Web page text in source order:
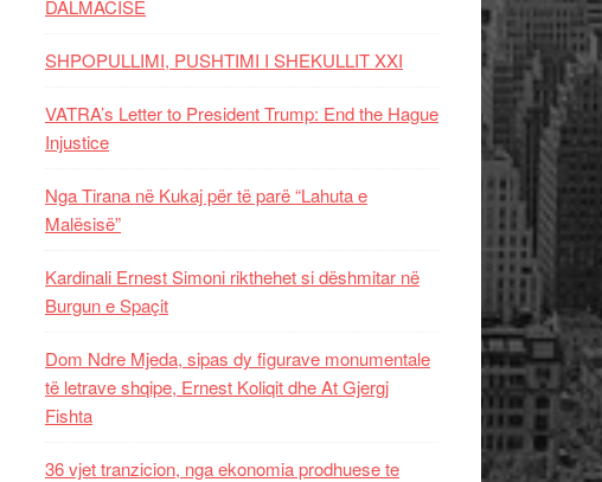
DALMACISË
SHPOPULLIMI, PUSHTIMI I SHEKULLIT XXI
VATRA’s Letter to President Trump: End the Hague
Injustice
Nga Tirana në Kukaj për të parë “Lahuta e
Malësisë”
Kardinali Ernest Simoni rikthehet si dëshmitar në
Burgun e Spaçit
Dom Ndre Mjeda, sipas dy figurave monumentale
të letrave shqipe, Ernest Koliqit dhe At Gjergj
Fishta
36 vjet tranzicion, nga ekonomia prodhuese te